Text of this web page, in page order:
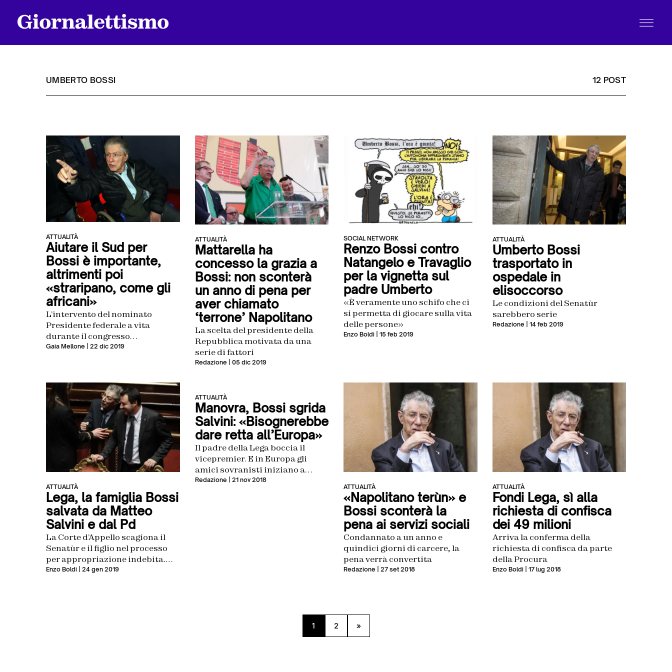
Chi siamo
UMBERTO BOSSI 12 POST
ATTUALITÀ
Aiutare il Sud per
Bossi è importante,
altrimenti poi
«straripano, come gli
africani»
L’intervento del nominato
Presidente federale a vita
durante il congresso
straordinario della Lega
Gaia Mellone | 22 dic 2019
ATTUALITÀ
Mattarella ha
concesso la grazia a
Bossi: non sconterà
un anno di pena per
aver chiamato
‘terrone’ Napolitano
La scelta del presidente della
Repubblica motivata da una
serie di fattori
Redazione | 05 dic 2019
SOCIAL NETWORK
Renzo Bossi contro
Natangelo e Travaglio
per la vignetta sul
padre Umberto
«È veramente uno schifo che ci
si permetta di giocare sulla vita
delle persone»
Enzo Boldi | 15 feb 2019
ATTUALITÀ
Umberto Bossi
trasportato in
ospedale in
elisoccorso
Le condizioni del Senatùr
sarebbero serie
Redazione | 14 feb 2019
ATTUALITÀ
Lega, la famiglia Bossi
salvata da Matteo
Salvini e dal Pd
La Corte d’Appello scagiona il
Senatùr e il figlio nel processo
per appropriazione indebita.
Condannato, invece, Belsito
Enzo Boldi | 24 gen 2019
ATTUALITÀ
Manovra, Bossi sgrida
Salvini: «Bisognerebbe
dare retta all’Europa»
Il padre della Lega boccia il
vicepremier. E in Europa gli
amici sovranisti iniziano a
scomparire
Redazione | 21 nov 2018
ATTUALITÀ
«Napolitano terùn» e
Bossi sconterà la
pena ai servizi sociali
Condannato a un anno e
quindici giorni di carcere, la
pena verrà convertita
Redazione | 27 set 2018
ATTUALITÀ
Fondi Lega, sì alla
richiesta di confisca
dei 49 milioni
Arriva la conferma della
richiesta di confisca da parte
della Procura
Enzo Boldi| 17 lug 2018
1 2 »